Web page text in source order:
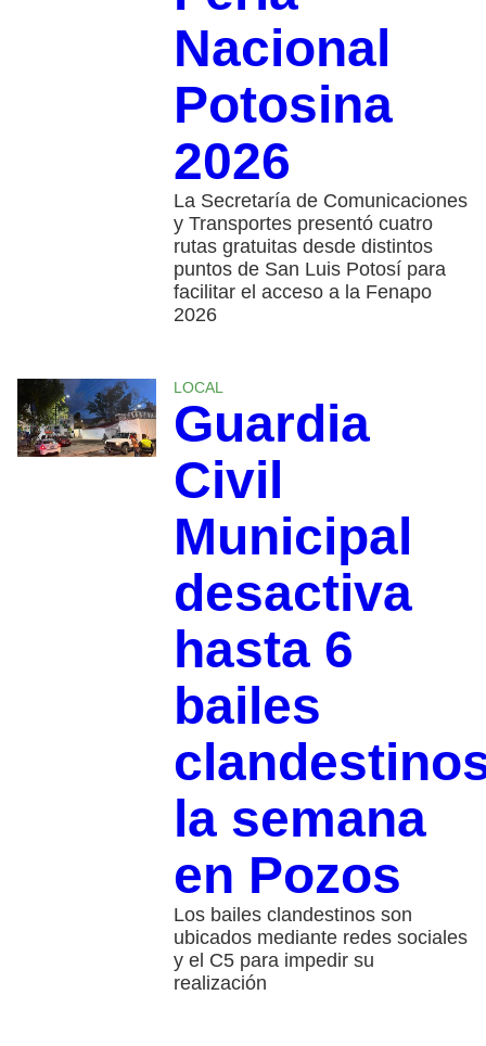
Nacional
Potosina
2026
La Secretaría de Comunicaciones
y Transportes presentó cuatro
rutas gratuitas desde distintos
puntos de San Luis Potosí para
facilitar el acceso a la Fenapo
2026
LOCAL
Guardia
Civil
Municipal
desactiva
hasta 6
bailes
la semana
en Pozos
Los bailes clandestinos son
ubicados mediante redes sociales
y el C5 para impedir su
realización